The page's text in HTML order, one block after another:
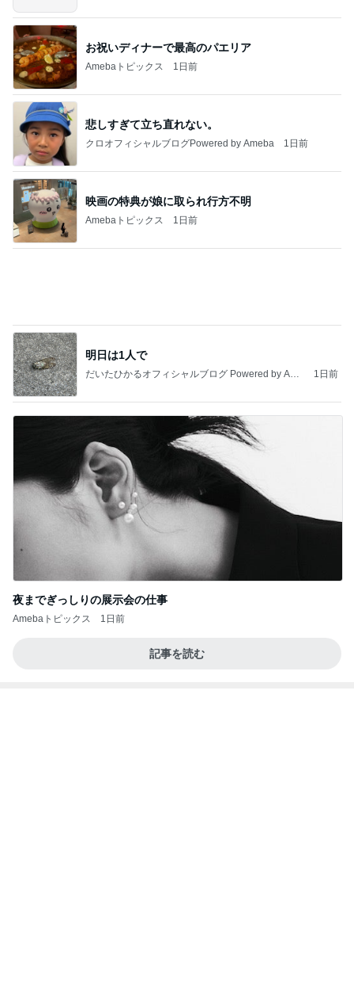
お祝いディナーで最高のパエリア
Amebaトピックス 1日前
悲しすぎて立ち直れない。
クロオフィシャルブログPowered by Ameba 1日前
映画の特典が娘に取られ行方不明
Amebaトピックス 1日前
明日は1人で
だいたひかるオフィシャルブログ Powered by Ame
1日前
夜までぎっしりの展示会の仕事
Amebaトピックス 1日前
記事を読む